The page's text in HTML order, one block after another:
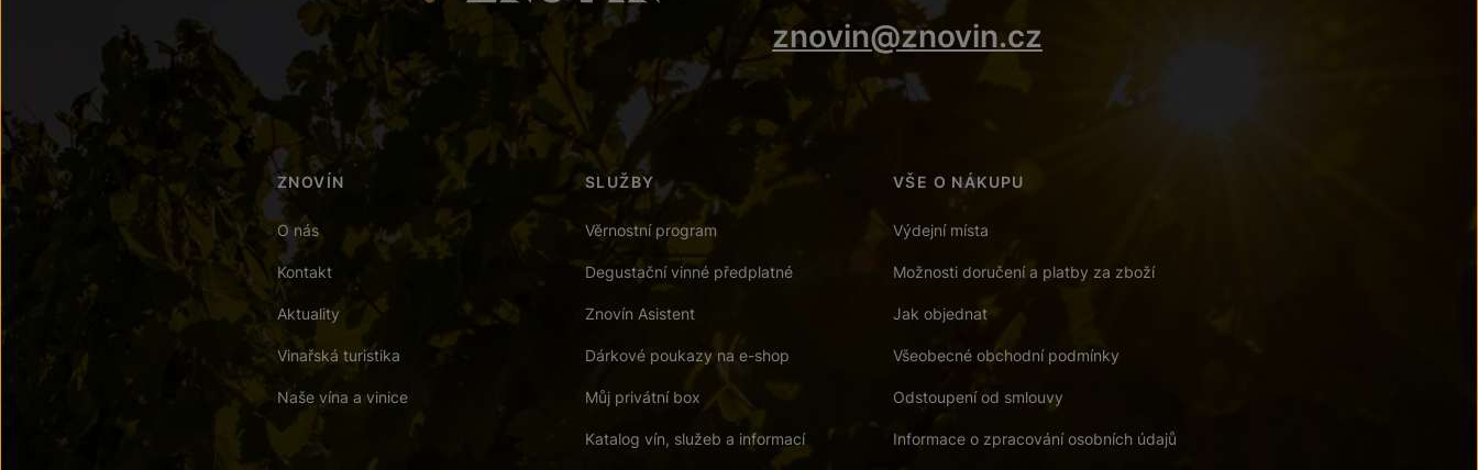
znovin@znovin.cz
ZNOVÍN
O nás
Kontakt
Aktuality
Vinařská turistika
Naše vína a vinice
SLUŽBY
Věrnostní program
Degustační vinné předplatné
Znovín Asistent
Dárkové poukazy na e-shop
Můj privátní box
Katalog vín, služeb a informací
VŠE O NÁKUPU
Výdejní místa
Možnosti doručení a platby za zboží
Jak objednat
Všeobecné obchodní podmínky
Odstoupení od smlouvy
Informace o zpracování osobních údajů